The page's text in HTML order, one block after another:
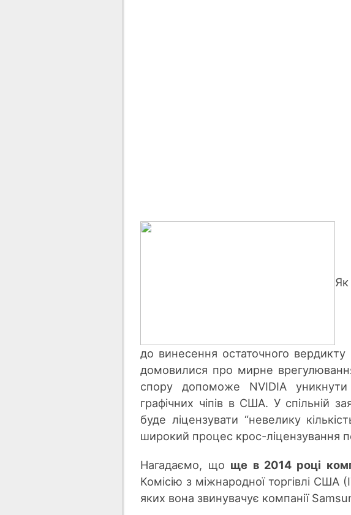
Як
до винесення остаточного
домовилися про мирне
спору допоможе NVIDIA
графічних чіпів в США. У спільній
буде ліцензувати “невелику
широкий процес крос-ліцензування
Нагадаємо, що ще в 2014 році
Комісію з міжнародної торгівлі США
яких вона звинувачує компанії